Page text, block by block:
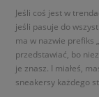
Jeśli coś jest w
jeśli pasuje do
ma w nazwie prefiks
przedstawiać, bo
je znasz. I miałeś,
sneakersy każdego